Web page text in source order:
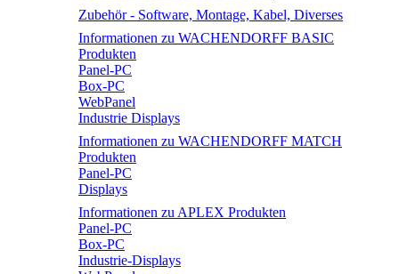
Zubehör - Software, Montage, Kabel, Diverses
Informationen zu WACHENDORFF BASIC
Produkten
Panel-PC
Box-PC
WebPanel
Industrie Displays
Informationen zu WACHENDORFF MATCH
Produkten
Panel-PC
Displays
Informationen zu APLEX Produkten
Panel-PC
Box-PC
Industrie-Displays